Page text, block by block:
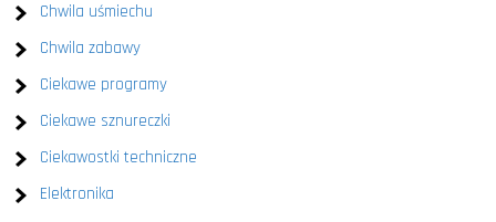
Chwila uśmiechu
Chwila zabawy
Ciekawe programy
Ciekawe sznureczki
Ciekawostki techniczne
Elektronika